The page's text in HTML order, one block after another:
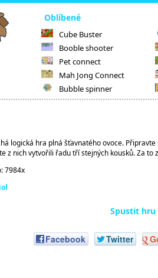
Oblíbené
Cube Buster
Booble shooter
Pet connect
Mah Jong Connect
Bubble spinner
logická hra plná šťavnatého ovoce.
z nich vytvořili řadu tří stejných kousků. Za to
7984x
Spustit hru
Facebook Twitter